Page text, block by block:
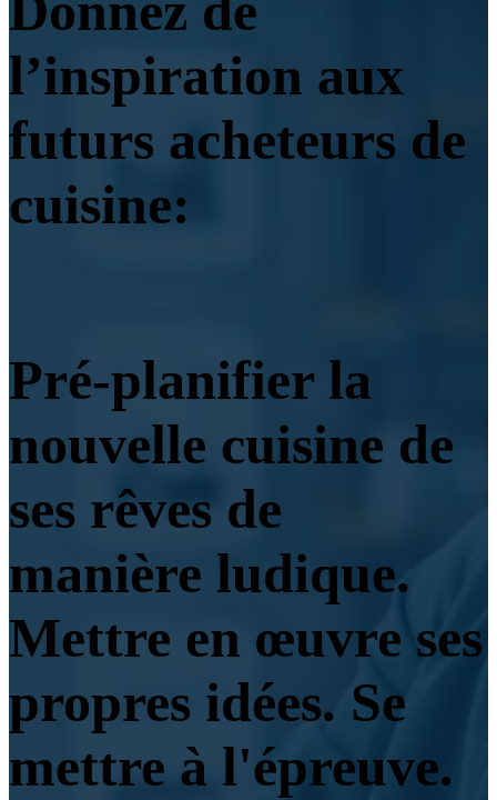
l’inspiration aux
futurs acheteurs de
cuisine:
Pré-planifier la
nouvelle cuisine de
ses rêves de
manière ludique.
Mettre en œuvre ses
propres idées. Se
mettre à l'épreuve.